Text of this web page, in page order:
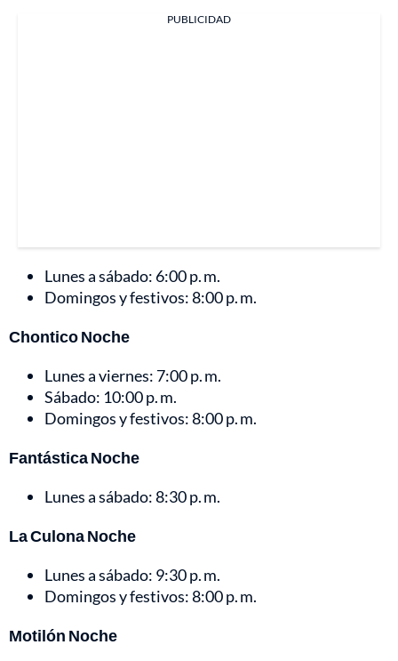
PUBLICIDAD
Lunes a sábado: 6:00 p. m.
Domingos y festivos: 8:00 p. m.
Chontico Noche
Lunes a viernes: 7:00 p. m.
Sábado: 10:00 p. m.
Domingos y festivos: 8:00 p. m.
Fantástica Noche
Lunes a sábado: 8:30 p. m.
La Culona Noche
Lunes a sábado: 9:30 p. m.
Domingos y festivos: 8:00 p. m.
Motilón Noche